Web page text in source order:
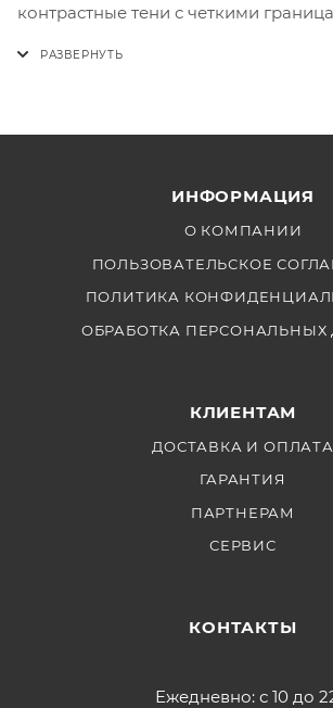
контрастные тени с четкими
использовании. С помощью этого
получить более контрастные и
фотографии, а также создать
ИНФОРМАЦИЯ
О КОМПАНИИ
ПОЛЬЗОВАТЕЛЬСКОЕ
ПОЛИТИКА
ОБРАБОТКА ПЕРСОНАЛЬНЫХ
КЛИЕНТАМ
ДОСТАВКА И ОПЛАТА
ГАРАНТИЯ
ПАРТНЕРАМ
СЕРВИС
КОНТАКТЫ
Ежедневно: с 10 до